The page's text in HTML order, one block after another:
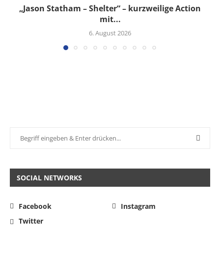
„Jason Statham – Shelter“ – kurzweilige Action
mit...
6. August 2026
SOCIAL NETWORKS
Facebook
Instagram
Twitter